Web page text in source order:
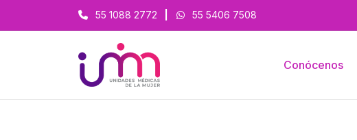
55 1088 2772 55 5406 7508
Conócenos